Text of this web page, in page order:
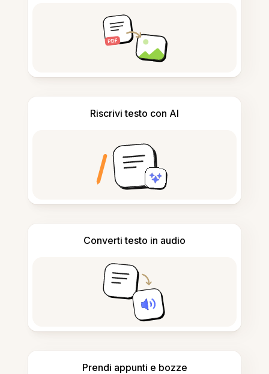
Riscrivi testo con AI
Converti testo in audio
Prendi appunti e bozze